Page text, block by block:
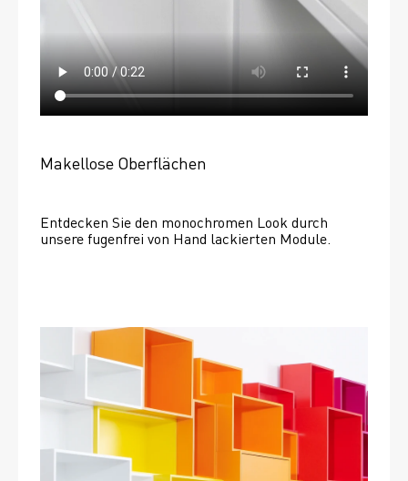
Makellose Oberflächen
Entdecken Sie den monochromen Look durch
unsere fugenfrei von Hand lackierten Module.